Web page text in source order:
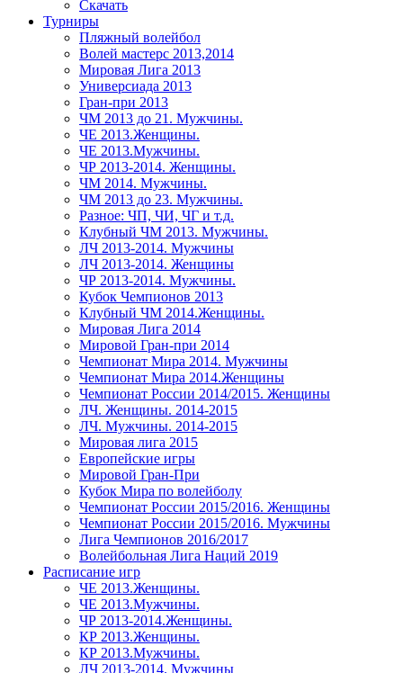
Скачать
Турниры
Пляжный волейбол
Волей мастерс 2013,2014
Мировая Лига 2013
Универсиада 2013
Гран-при 2013
ЧМ 2013 до 21. Мужчины.
ЧЕ 2013.Женщины.
ЧЕ 2013.Мужчины.
ЧР 2013-2014. Женщины.
ЧМ 2014. Мужчины.
ЧМ 2013 до 23. Мужчины.
Разное: ЧП, ЧИ, ЧГ и т.д.
Клубный ЧМ 2013. Мужчины.
ЛЧ 2013-2014. Мужчины
ЛЧ 2013-2014. Женщины
ЧР 2013-2014. Мужчины.
Кубок Чемпионов 2013
Клубный ЧМ 2014.Женщины.
Мировая Лига 2014
Мировой Гран-при 2014
Чемпионат Мира 2014. Мужчины
Чемпионат Мира 2014.Женщины
Чемпионат России 2014/2015. Женщины
ЛЧ. Женщины. 2014-2015
ЛЧ. Мужчины. 2014-2015
Мировая лига 2015
Европейские игры
Мировой Гран-При
Кубок Мира по волейболу
Чемпионат России 2015/2016. Женщины
Чемпионат России 2015/2016. Мужчины
Лига Чемпионов 2016/2017
Волейбольная Лига Наций 2019
Расписание игр
ЧЕ 2013.Женщины.
ЧЕ 2013.Мужчины.
ЧР 2013-2014.Женщины.
КР 2013.Женщины.
КР 2013.Мужчины.
ЛЧ 2013-2014. Мужчины